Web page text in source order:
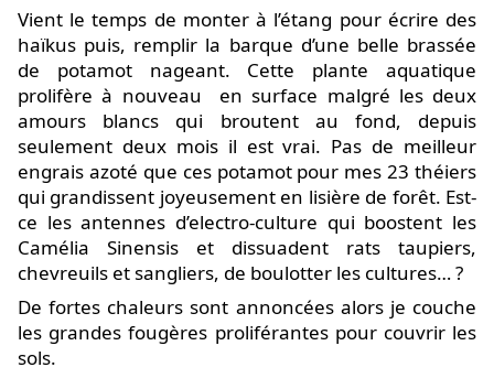
Vient le temps de monter à l’étang pour écrire des
haïkus puis, remplir la barque d’une belle brassée
de potamot nageant. Cette plante aquatique
prolifère à nouveau
en surface malgré les deux
amours blancs qui broutent au fond, depuis
seulement deux mois il est vrai. Pas de meilleur
engrais azoté que ces potamot pour mes 23 théiers
qui grandissent joyeusement en lisière de forêt. Est-
ce les antennes d’electro-culture qui boostent les
Camélia Sinensis et dissuadent rats taupiers,
chevreuils et sangliers, de boulotter les cultures… ?
De fortes chaleurs sont annoncées alors je couche
les grandes fougères proliférantes pour couvrir les
sols.